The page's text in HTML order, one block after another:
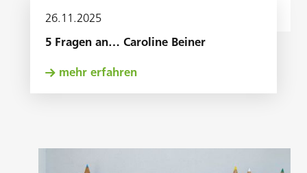
26. 11 .2025
5 Fragen an… Caroline Beiner
mehr erfahren